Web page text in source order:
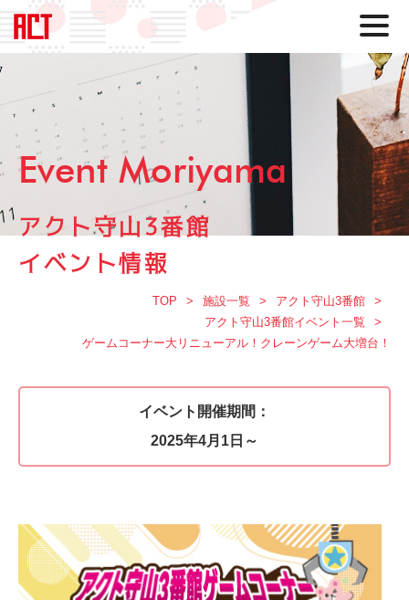
Event Moriyama
アクト守山3番館
イベント情報
TOP 施設一覧
アクト守山3番館
アクト守山3番館イベント一覧
ゲームコーナー大リニューアル！クレーンゲーム大増台！
イベント開催期間：
2025年4月1日～